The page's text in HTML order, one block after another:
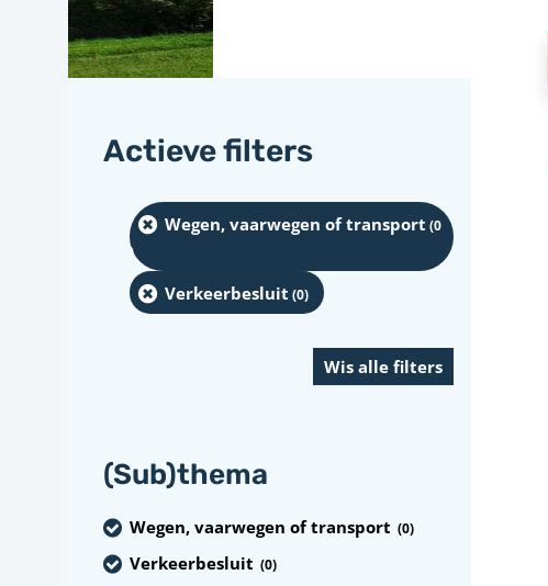
Actieve filters
Wegen, vaarwegen of transport (0
)
Verkeerbesluit (0)
(Sub)thema
Wegen, vaarwegen of transport (0)
Verkeerbesluit (0)